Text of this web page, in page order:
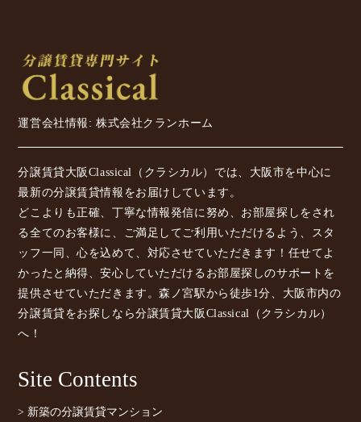
運営会社情報: 株式会社クランホーム
分譲賃貸大阪Classical（クラシカル）では、大阪市を中心に
最新の分譲賃貸情報をお届けしています。
どこよりも正確、丁寧な情報発信に努め、お部屋探しをされ
る全てのお客様に、ご満足してご利用いただけるよう、スタ
ッフ一同、心を込めて、対応させていただきます！任せてよ
かったと納得、安心していただけるお部屋探しのサポートを
提供させていただきます。森ノ宮駅から徒歩1分、大阪市内の
分譲賃貸をお探しなら分譲賃貸大阪Classical（クラシカル）
へ！
Site Contents
> 新築の分譲賃貸マンション